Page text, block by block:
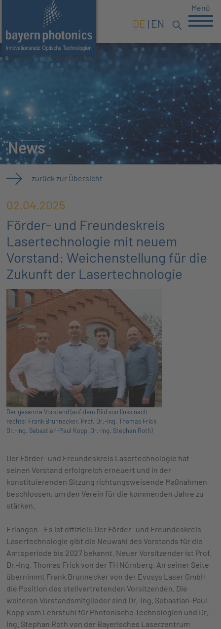
DE EN
Menü
News
zurück zur Übersicht
02.04.2025
Förder- und Freundeskreis
Lasertechnologie mit neuem
Vorstand: Weichenstellung für die
Zukunft der Lasertechnologie
Der gesamte Vorstand (auf dem Bild von links nach
rechts: Frank Brunnecker, Prof. Dr.-Ing. Thomas Frick,
Dr.-Ing. Sebastian-Paul Kopp, Dr.-Ing. Stephan Roth)
Der Förder- und Freundeskreis Lasertechnologie hat
seinen Vorstand erfolgreich erneuert und in der
konstituierenden Sitzung richtungsweisende Maßnahmen
beschlossen, um den Verein für die kommenden Jahre zu
stärken.
Erlangen - Es ist offiziell: Der Förder- und Freundeskreis
Lasertechnologie gibt die Neuwahl des Vorstands für die
Amtsperiode bis 2027 bekannt. Neuer Vorsitzender ist Prof.
Dr.-Ing. Thomas Frick von der TH Nürnberg. An seiner Seite
übernimmt Frank Brunnecker von der Evosys Laser GmbH
die Position des stellvertretenden Vorsitzenden. Die
weiteren Vorstandsmitglieder sind Dr.-Ing. Sebastian-Paul
Kopp vom Lehrstuhl für Photonische Technologien und Dr.-
Ing. Stephan Roth von der Bayerisches Laserzentrum